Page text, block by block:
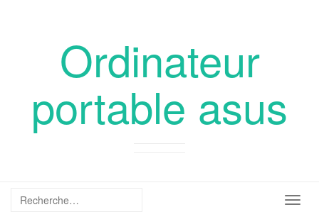
Ordinateur
portable asus